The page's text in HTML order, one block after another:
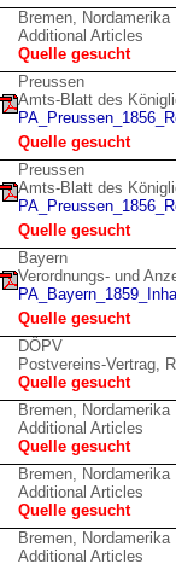
Bremen, Nordamerika
Additional Articles
Quelle gesucht
Preussen
Amts-Blatt des
Quelle gesucht
Preussen
Amts-Blatt des
Quelle gesucht
Bayern
Verordnungs- und
Quelle gesucht
DÖPV
Postvereins-Vertrag,
Quelle gesucht
Bremen, Nordamerika
Additional Articles
Quelle gesucht
Bremen, Nordamerika
Additional Articles
Quelle gesucht
Bremen, Nordamerika
Additional Articles